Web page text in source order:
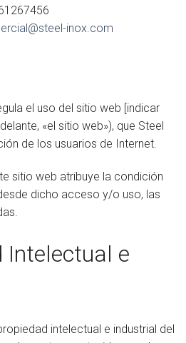
inox.com
el uso del sitio web [indicar
«el sitio web»), que Steel
de los usuarios de Internet.
sitio web atribuye la condición
dicho acceso y/o uso, las
Intelectual e
intelectual e industrial del